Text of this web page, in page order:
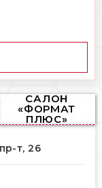
САЛОН
«ФОРМАТ
ПЛЮС»
т, 26